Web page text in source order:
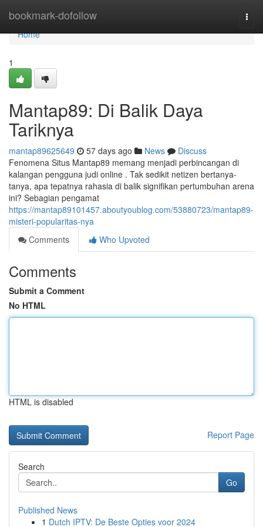
bookmark-dofollow
Home
Home
1
Mantap89: Di Balik Daya
Tariknya
mantap89625649 57 days ago News
Discuss
Fenomena Situs Mantap89 memang menjadi perbincangan di
kalangan pengguna judi online . Tak sedikit netizen bertanya-
tanya, apa tepatnya rahasia di balik signifikan pertumbuhan arena
ini? Sebagian pengamat
https://mantap89101457.aboutyoublog.com/53880723/mantap89-
misteri-popularitas-nya
Comments
Who Upvoted
Comments
Submit a Comment
No HTML
HTML is disabled
Report Page
Search
Go
Published News
1 Dutch IPTV: De Beste Opties voor 2024